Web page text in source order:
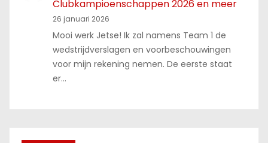
Clubkampioenschappen 2026 en meer
26 januari 2026
Mooi werk Jetse! Ik zal namens Team 1 de
wedstrijdverslagen en voorbeschouwingen
voor mijn rekening nemen. De eerste staat
er…